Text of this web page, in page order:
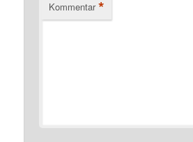
Kommentar *